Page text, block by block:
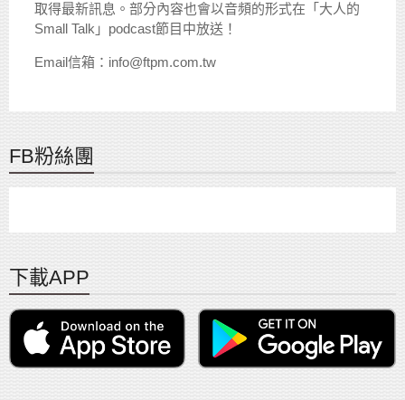
取得最新訊息。部分內容也會以音頻的形式在「大人的
Small Talk」podcast節目中放送！
Email信箱：info@ftpm.com.tw
FB粉絲團
下載APP